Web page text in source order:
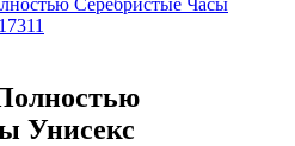
Унисекс